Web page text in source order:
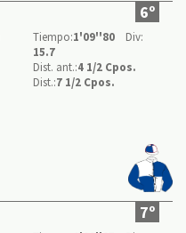
6º
Tiempo:1'09''80
Div:
15.7
Dist. ant.:4 1/2 Cpos.
Dist.:7 1/2 Cpos.
7º